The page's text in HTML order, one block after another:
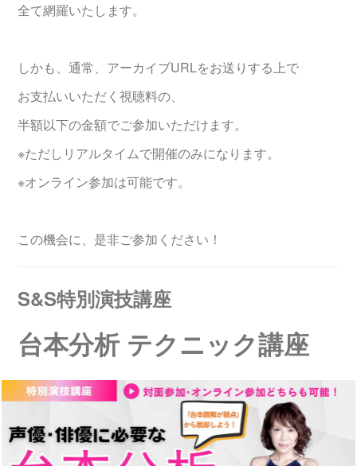
全て網羅いたします。
しかも、通常、アーカイブURLをお送りする上で
お支払いいただく視聴料の、
半額以下の金額でご参加いただけます。
※ただしリアルタイムで開催のみになります。
※オンライン参加は可能です。
この機会に、是非ご参加ください！
S&S特別演技講座
台本分析 テクニック講座